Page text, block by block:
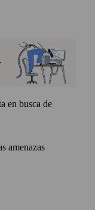
en busca de
amenazas